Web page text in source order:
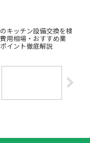
キッチン設備交換を検
用相場・おすすめ業
イント徹底解説